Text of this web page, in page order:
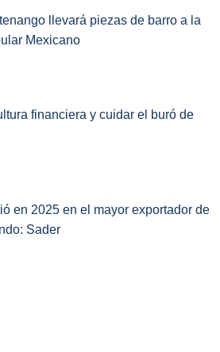
llevará piezas de barro a la
Mexicano
financiera y cuidar el buró de
en 2025 en el mayor exportador de
Sader